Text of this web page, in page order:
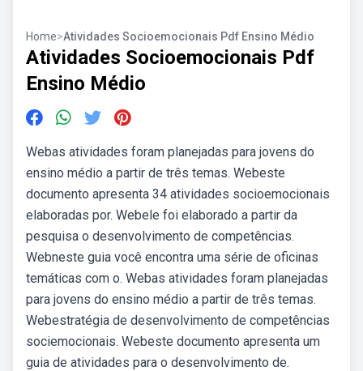
Home>Atividades Socioemocionais Pdf Ensino Médio
Atividades Socioemocionais Pdf
Ensino Médio
Webas atividades foram planejadas para jovens do
ensino médio a partir de três temas. Webeste
documento apresenta 34 atividades socioemocionais
elaboradas por. Webele foi elaborado a partir da
pesquisa o desenvolvimento de competências.
Webneste guia você encontra uma série de oficinas
temáticas com o. Webas atividades foram planejadas
para jovens do ensino médio a partir de três temas.
Webestratégia de desenvolvimento de competências
sociemocionais. Webeste documento apresenta um
guia de atividades para o desenvolvimento de.